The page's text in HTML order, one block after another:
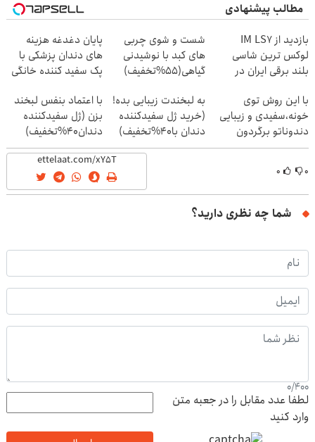
مطالب پیشنهادی
بازدید از IM LS7
لوکس ترین شاسی
بلند برقی ایران در
شست و شوی چربی
های کبد با نوشیدنی
گیاهی(55%تخفیف)
پایان دغدغه هزینه
های دندان پزشکی با
پک سفید کننده خانگی
با این روش توی
خونه،سفیدی و زیبایی
دندوناتو برگردون
(40%off)
به لبخندت زیبایی بده!
(خرید ژل سفیدکننده
دندان با40%تخفیف)
با اعتماد بنفس لبخند
بزن (ژل سفیدکننده
دندان40%تخفیف)
۰ ۰
شما چه نظری دارید؟
0/400
لطفا عدد مقابل را در جعبه متن
وارد کنید